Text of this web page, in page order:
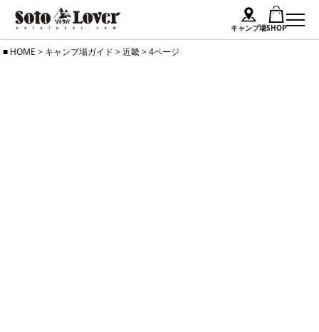
キャンプ場SHOP
SkipHOME > キャンプ場ガイド >近畿>4ページ